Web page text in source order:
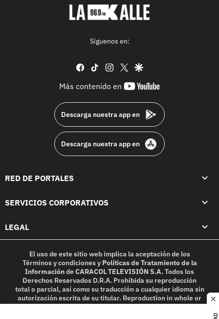
Síguenos en:
facebook
tiktok instagram
twittergoogle
Más contenido en
youtube-
Descarga nuestra app en
Descarga nuestra app en
RED DE PORTALES
SERVICIOS CORPORATIVOS
LEGAL
El uso de este sitio web implica la aceptación de los
Términos y condicionesy Políticas de Tratamiento de la
InformacióndeCARACOL TELEVISIÓN S.A.Todos los
Derechos Reservados D.R.A. Prohibida su reproducción
total o parcial, así como su traducción a cualquier idioma sin
autorización escrita de su titular. Reproduction in whole or
in part, or translation without written permission is